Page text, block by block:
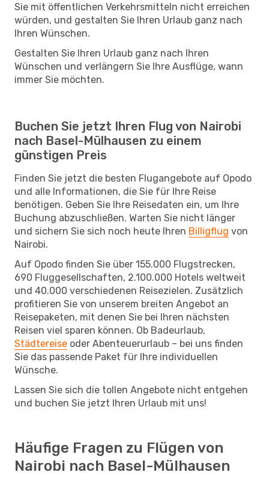
Sie mit öffentlichen Verkehrsmitteln nicht erreichen
würden, und gestalten Sie Ihren Urlaub ganz nach
Ihren Wünschen.
Gestalten Sie Ihren Urlaub ganz nach Ihren
Wünschen und verlängern Sie Ihre Ausflüge, wann
immer Sie möchten.
Buchen Sie jetzt Ihren Flug von Nairobi
nach Basel-Mülhausen zu einem
günstigen Preis
Finden Sie jetzt die besten Flugangebote auf Opodo
und alle Informationen, die Sie für Ihre Reise
benötigen. Geben Sie Ihre Reisedaten ein, um Ihre
Buchung abzuschließen. Warten Sie nicht länger
und sichern Sie sich noch heute Ihren Billigflug von
Nairobi.
Auf Opodo finden Sie über 155.000 Flugstrecken,
690 Fluggesellschaften, 2.100.000 Hotels weltweit
und 40.000 verschiedenen Reisezielen. Zusätzlich
profitieren Sie von unserem breiten Angebot an
Reisepaketen, mit denen Sie bei Ihren nächsten
Reisen viel sparen können. Ob Badeurlaub,
Städtereise oder Abenteuerurlaub – bei uns finden
Sie das passende Paket für Ihre individuellen
Wünsche.
Lassen Sie sich die tollen Angebote nicht entgehen
und buchen Sie jetzt Ihren Urlaub mit uns!
Häufige Fragen zu Flügen von
Nairobi nach Basel-Mülhausen